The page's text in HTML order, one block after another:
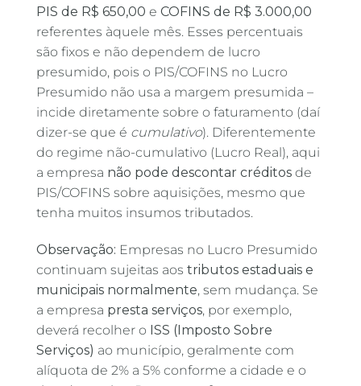
PIS de R$ 650,00 e COFINS de R$ 3.000,00
referentes àquele mês. Esses percentuais
são fixos e não dependem de lucro
presumido, pois o PIS/COFINS no Lucro
Presumido não usa a margem presumida –
incide diretamente sobre o faturamento (daí
dizer-se que é cumulativo). Diferentemente
do regime não-cumulativo (Lucro Real), aqui
a empresa não pode descontar créditos de
PIS/COFINS sobre aquisições, mesmo que
tenha muitos insumos tributados.
Observação: Empresas no Lucro Presumido
continuam sujeitas aos tributos estaduais e
municipais normalmente, sem mudança. Se
a empresa presta serviços, por exemplo,
deverá recolher o ISS (Imposto Sobre
Serviços) ao município, geralmente com
alíquota de 2% a 5% conforme a cidade e o